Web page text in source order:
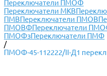
Переключатели ПМОФ
Переключатели МКВ
ПМВПереключатели ПМОВ
ПМОВФПереключатели
ПМОФзПереключатели ПМФ
/
ПМОФ-45-112222/II-Д1